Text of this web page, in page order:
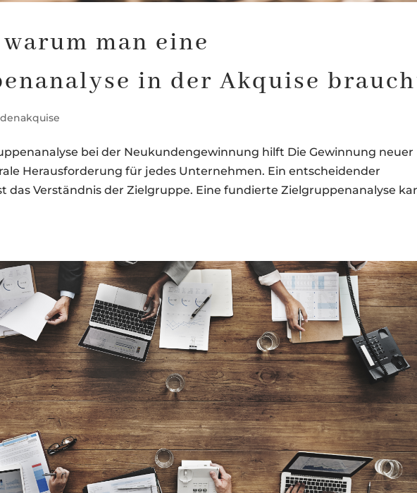
man eine
in der Akquise
bei der Neukundengewinnung hilft Die Gewinnung neuer
Herausforderung für jedes Unternehmen. Ein entscheidender
das Verständnis der Zielgruppe. Eine fundierte Zielgruppenanalyse